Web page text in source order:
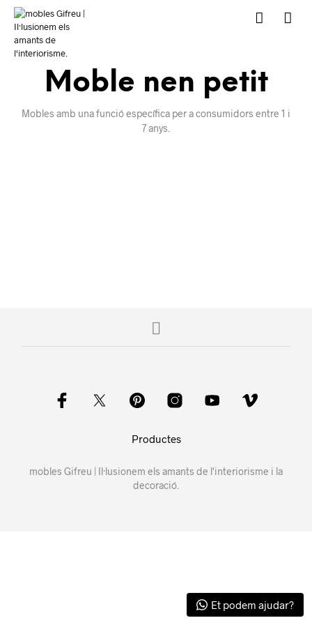
Moble nen petit
Mobles amb una funció específica per a consumidors entre 1 i
7 anys.
Productes
mobles Gifreu | Il·lusionem els amants de l'interiorisme i la
decoració.
Et podem ajudar?